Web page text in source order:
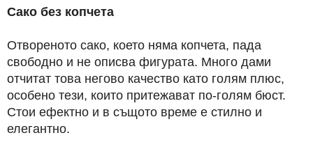
Сако без копчета
Отвореното сако, което няма копчета, пада
свободно и не описва фигурата. Много дами
отчитат това негово качество като голям плюс,
особено тези, които притежават по-голям бюст.
Стои ефектно и в същото време е стилно и
елегантно.